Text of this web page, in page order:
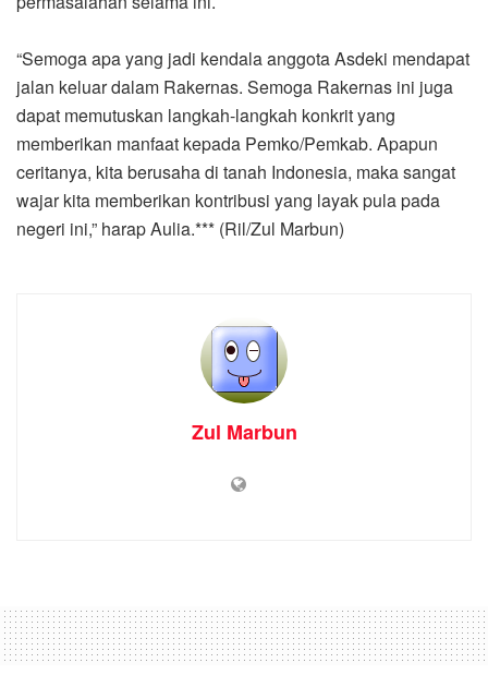
“Semoga apa yang jadi kendala anggota Asdeki mendapat
jalan keluar dalam Rakernas. Semoga Rakernas ini juga
dapat memutuskan langkah-langkah konkrit yang
memberikan manfaat kepada Pemko/Pemkab. Apapun
ceritanya, kita berusaha di tanah Indonesia, maka sangat
wajar kita memberikan kontribusi yang layak pula pada
negeri ini,” harap Aulia.*** (Ril/Zul Marbun)
Zul Marbun